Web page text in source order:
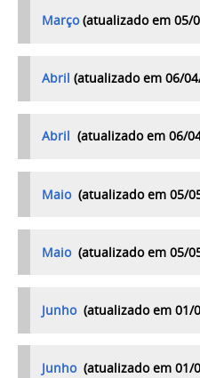
Março(atualizado em 05/
Abril (atualizado em 06/
Abril (atualizado em 06/
Maio (atualizado em 05/
Maio (atualizado em 05/
Junho(atualizado em 01/
Junho(atualizado em 01/